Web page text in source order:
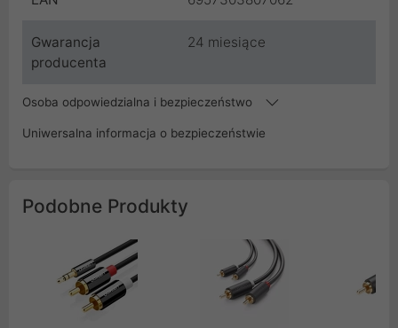
Gwarancja
producenta
24 miesiące
Osoba odpowiedzialna i bezpieczeństwo
Uniwersalna informacja o bezpieczeństwie
Podobne Produkty